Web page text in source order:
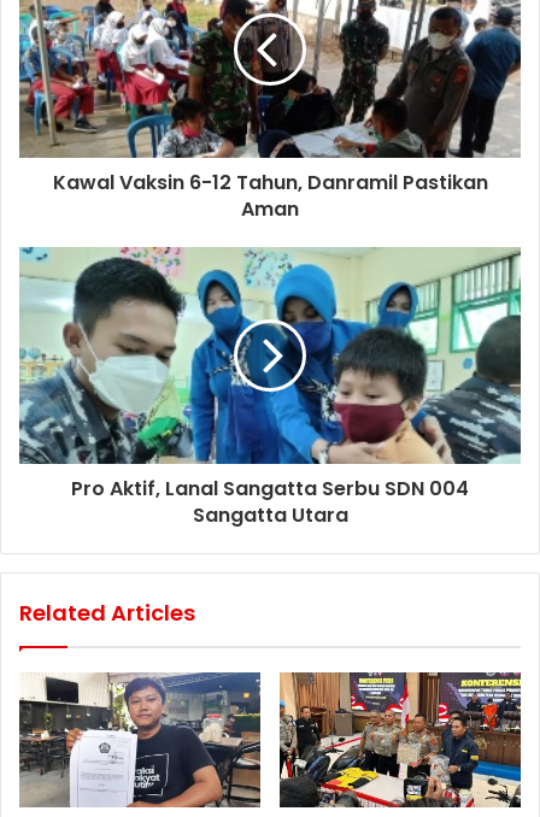
Kawal Vaksin 6-12 Tahun, Danramil Pastikan
Aman
Pro Aktif, Lanal Sangatta Serbu SDN 004
Sangatta Utara
Related Articles